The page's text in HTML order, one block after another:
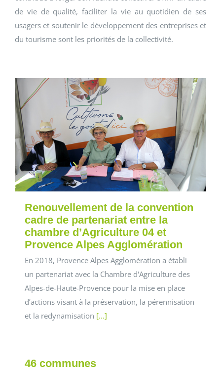
de vie de qualité, faciliter la vie au quotidien de ses
usagers et soutenir le développement des entreprises et
du tourisme sont les priorités de la collectivité.
Renouvellement de la convention
cadre de partenariat entre la
chambre d’Agriculture 04 et
Provence Alpes Agglomération
En 2018, Provence Alpes Agglomération a établi
un partenariat avec la Chambre d'Agriculture des
Alpes-de-Haute-Provence pour la mise en place
d’actions visant à la préservation, la pérennisation
et la redynamisation [...]
46 communes